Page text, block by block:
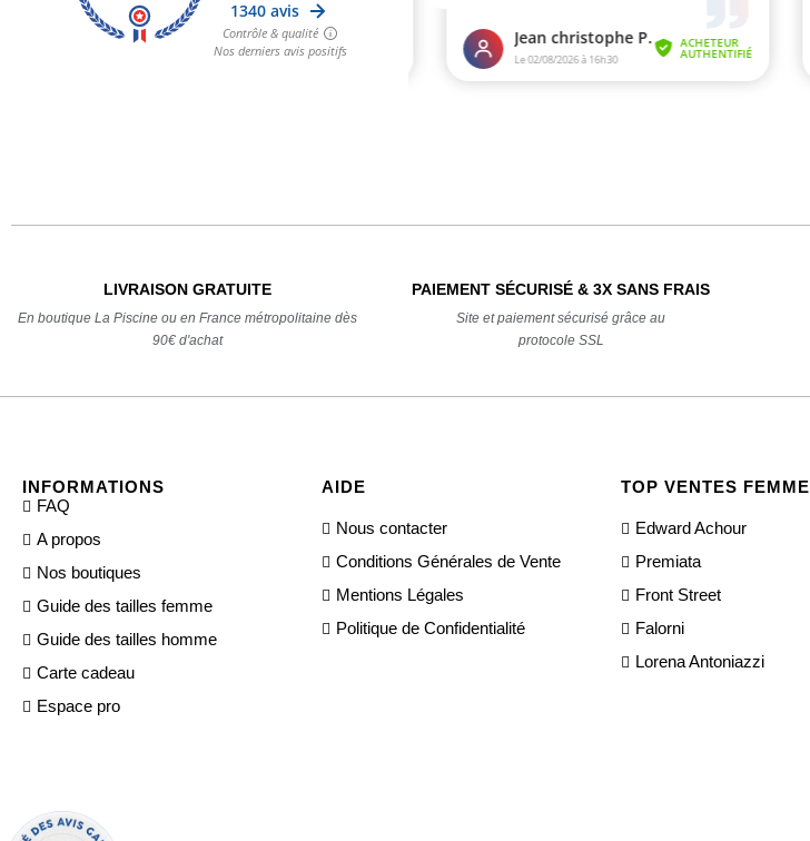
LIVRAISON GRATUITE
En boutique La Piscine ou en France métropolitaine dès
90€ d'achat
PAIEMENT SÉCURISÉ & 3X SANS FRAIS
Site et paiement sécurisé grâce au
protocole SSL
INFORMATIONS
FAQ
A propos
Nos boutiques
Guide des tailles femme
Guide des tailles homme
Carte cadeau
Espace pro
AIDE
Nous contacter
Conditions Générales de Vente
Mentions Légales
Politique de Confidentialité
TOP VENTES FEMME
Edward Achour
Premiata
Front Street
Falorni
Lorena Antoniazzi